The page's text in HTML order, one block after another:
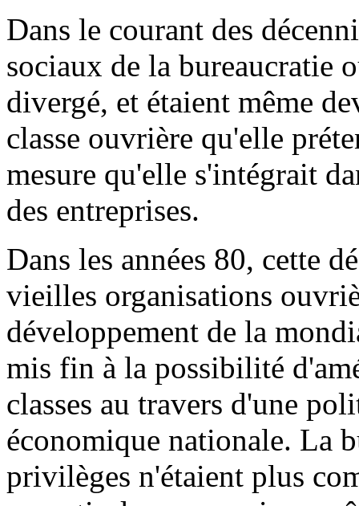
Dans le courant des
sociaux de la bureaucratie
divergé, et étaient même
classe ouvrière qu'elle
mesure qu'elle s'intégrait
des entreprises.
Dans les années 80, cette
vieilles organisations
développement de la
mis fin à la possibilité
classes au travers d'une
économique nationale. La
privilèges n'étaient plus